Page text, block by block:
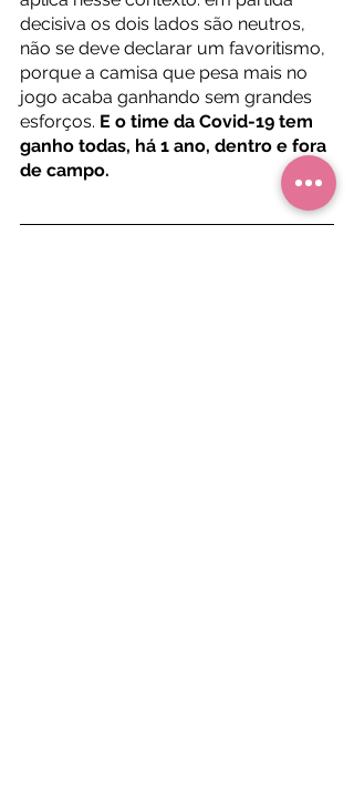
decisiva os dois lados são neutros,
não se deve declarar um favoritismo,
porque a camisa que pesa mais no
jogo acaba ganhando sem grandes
esforços. E o time da Covid-19 tem
ganho todas, há 1 ano, dentro e fora
de campo.